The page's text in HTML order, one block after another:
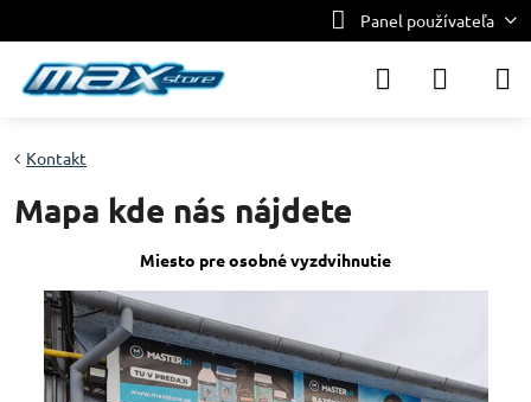
Panel používateľa
Kontakt
Mapa kde nás nájdete
Miesto pre osobné vyzdvihnutie